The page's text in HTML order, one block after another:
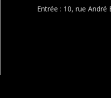
Entrée : 10, rue André